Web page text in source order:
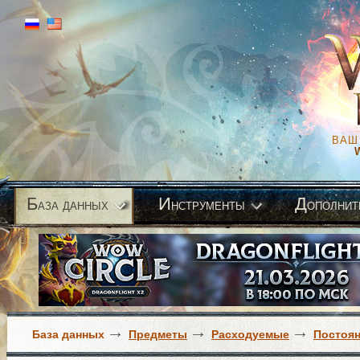
ВАШ
База данных Инструменты Д
База данных Предметы Расходуемые